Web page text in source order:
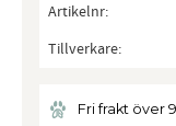
Artikelnr
Tillverkare
Fri frakt över